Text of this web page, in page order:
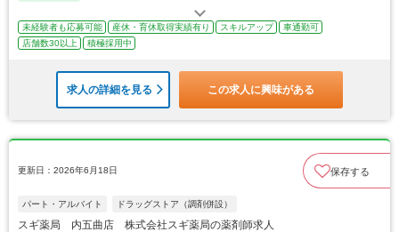
未経験者も応募可能 産休・育休取得実績有り スキルアップ
車通勤可
店舗数30以上
積極採用中
求人の詳細を見る この求人に興味がある
更新日：2026年6月18日 保存する
パート・アルバイト ドラッグストア（調剤併設）
スギ薬局 内五曲店 株式会社スギ薬局の薬剤師求人